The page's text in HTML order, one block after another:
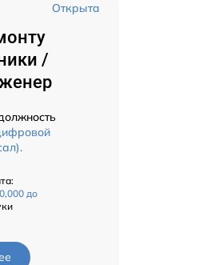
Открыта
/
до